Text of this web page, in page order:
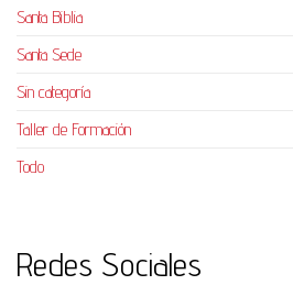
Santa Biblia
Santa Sede
Sin categoría
Taller de Formación
Todo
Redes Sociales